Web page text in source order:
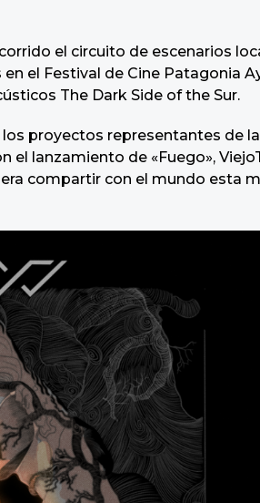
el circuito de escenarios
el Festival de Cine Patagonia
The Dark Side of the Sur.
proyectos representantes de
el lanzamiento de «Fuego»,
compartir con el mundo esta